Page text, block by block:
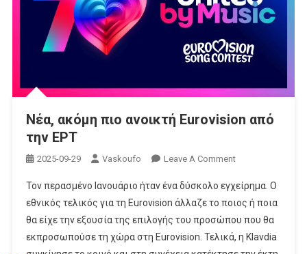
Νέα, ακόμη πιο ανοικτή Eurovision από
την ΕΡΤ
2025-09-29 Vaskoufo Leave A CommentOn
Ακόμη
Πιο
Ανοικτή
Eurovision
Τον περασμένο Ιανουάριο ήταν ένα δύσκολο εγχείρημα. Ο
εθνικός τελικός για τη Eurovision άλλαζε το ποιος ή ποια
θα είχε την εξουσία της επιλογής του προσώπου που θα
εκπροσωπούσε τη χώρα στη Eurovision. Τελικά, η Klavdia